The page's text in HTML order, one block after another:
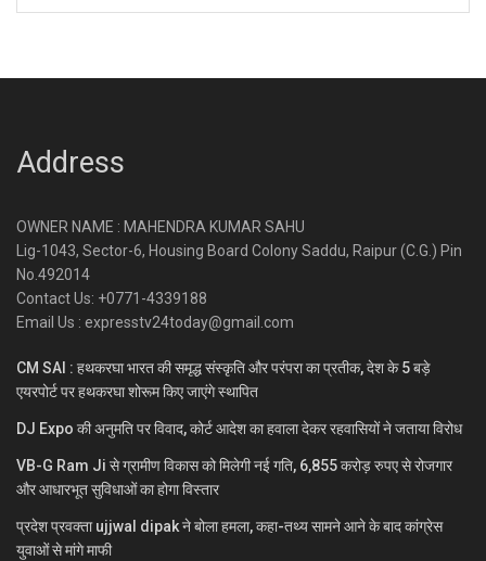
Address
OWNER NAME : MAHENDRA KUMAR SAHU
Lig-1043, Sector-6, Housing Board Colony Saddu, Raipur (C.G.) Pin
No.492014
Contact Us: +0771-4339188
Email Us : expresstv24today@gmail.com
CM SAI : हथकरघा भारत की समृद्ध संस्कृति और परंपरा का प्रतीक, देश के 5 बड़े
एयरपोर्ट पर हथकरघा शोरूम किए जाएंगे स्थापित
DJ Expo की अनुमति पर विवाद, कोर्ट आदेश का हवाला देकर रहवासियों ने जताया विरोध
VB-G Ram Ji से ग्रामीण विकास को मिलेगी नई गति, 6,855 करोड़ रुपए से रोजगार
और आधारभूत सुविधाओं का होगा विस्तार
प्रदेश प्रवक्ता ujjwal dipak ने बोला हमला, कहा-तथ्य सामने आने के बाद कांग्रेस
युवाओं से मांगे माफी